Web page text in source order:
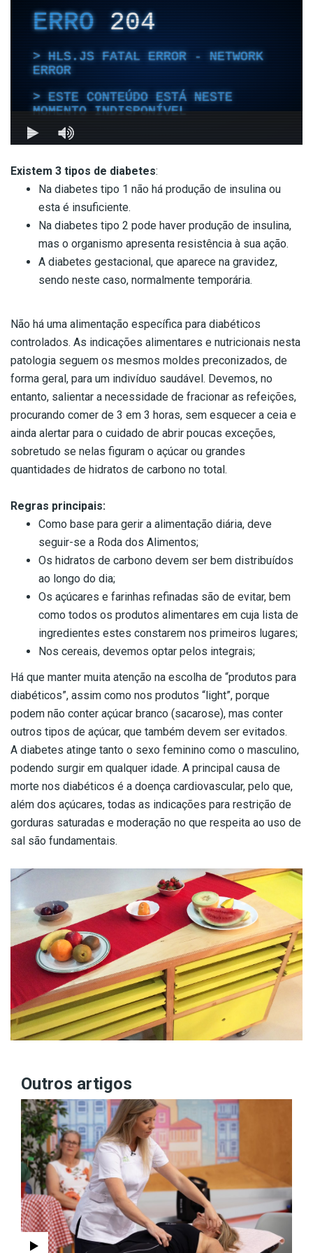
Existem 3 tipos de diabetes:
Na diabetes tipo 1 não há produção de insulina ou
esta é insuficiente.
Na diabetes tipo 2 pode haver produção de insulina,
mas o organismo apresenta resistência à sua ação.
A diabetes gestacional, que aparece na gravidez,
sendo neste caso, normalmente temporária.
Não há uma alimentação específica para diabéticos
controlados. As indicações alimentares e nutricionais nesta
patologia seguem os mesmos moldes preconizados, de
forma geral, para um indivíduo saudável. Devemos, no
entanto, salientar a necessidade de fracionar as refeições,
procurando comer de 3 em 3 horas, sem esquecer a ceia e
ainda alertar para o cuidado de abrir poucas exceções,
sobretudo se nelas figuram o açúcar ou grandes
quantidades de hidratos de carbono no total.
Regras principais:
Como base para gerir a alimentação diária, deve
seguir-se a Roda dos Alimentos;
Os hidratos de carbono devem ser bem distribuídos
ao longo do dia;
Os açúcares e farinhas refinadas são de evitar, bem
como todos os produtos alimentares em cuja lista de
ingredientes estes constarem nos primeiros lugares;
Nos cereais, devemos optar pelos integrais;
Há que manter muita atenção na escolha de “produtos para
diabéticos”, assim como nos produtos “light”, porque
podem não conter açúcar branco (sacarose), mas conter
outros tipos de açúcar, que também devem ser evitados.
A diabetes atinge tanto o sexo feminino como o masculino,
podendo surgir em qualquer idade. A principal causa de
morte nos diabéticos é a doença cardiovascular, pelo que,
além dos açúcares, todas as indicações para restrição de
gorduras saturadas e moderação no que respeita ao uso de
sal são fundamentais.
Outros artigos